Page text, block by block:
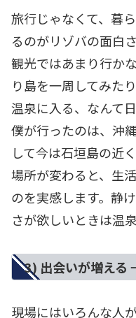
旅行じゃなくて、暮
るのがリゾバの面白さ
観光ではあまり行か
り島を一周してみた
温泉に入る、なんて日
僕が行ったのは、沖
して今は石垣島の近
場所が変わると、生
のを実感します。静
さが欲しいときは温
3) 出会いが増える
現場にはいろんな人